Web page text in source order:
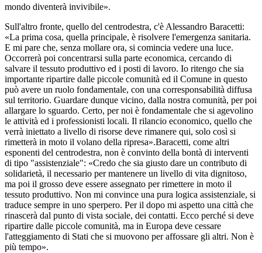
mondo diventerà invivibile».
Sull'altro fronte, quello del centrodestra, c'è Alessandro Baracetti:
«La prima cosa, quella principale, è risolvere l'emergenza sanitaria.
E mi pare che, senza mollare ora, si comincia vedere una luce.
Occorrerà poi concentrarsi sulla parte economica, cercando di
salvare il tessuto produttivo ed i posti di lavoro. Io ritengo che sia
importante ripartire dalle piccole comunità ed il Comune in questo
può avere un ruolo fondamentale, con una corresponsabilità diffusa
sul territorio. Guardare dunque vicino, dalla nostra comunità, per poi
allargare lo sguardo. Certo, per noi è fondamentale che si agevolino
le attività ed i professionisti locali. Il rilancio economico, quello che
verrà iniettato a livello di risorse deve rimanere qui, solo così si
rimetterà in moto il volano della ripresa».Baracetti, come altri
esponenti del centrodestra, non è convinto della bontà di interventi
di tipo "assistenziale": «Credo che sia giusto dare un contributo di
solidarietà, il necessario per mantenere un livello di vita dignitoso,
ma poi il grosso deve essere assegnato per rimettere in moto il
tessuto produttivo. Non mi convince una pura logica assistenziale, si
traduce sempre in uno sperpero. Per il dopo mi aspetto una città che
rinascerà dal punto di vista sociale, dei contatti. Ecco perché si deve
ripartire dalle piccole comunità, ma in Europa deve cessare
l'atteggiamento di Stati che si muovono per affossare gli altri. Non è
più tempo».